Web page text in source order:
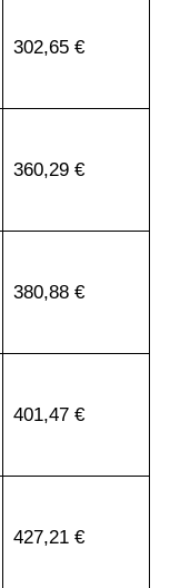
302,65 €
360,29 €
380,88 €
401,47 €
427,21 €